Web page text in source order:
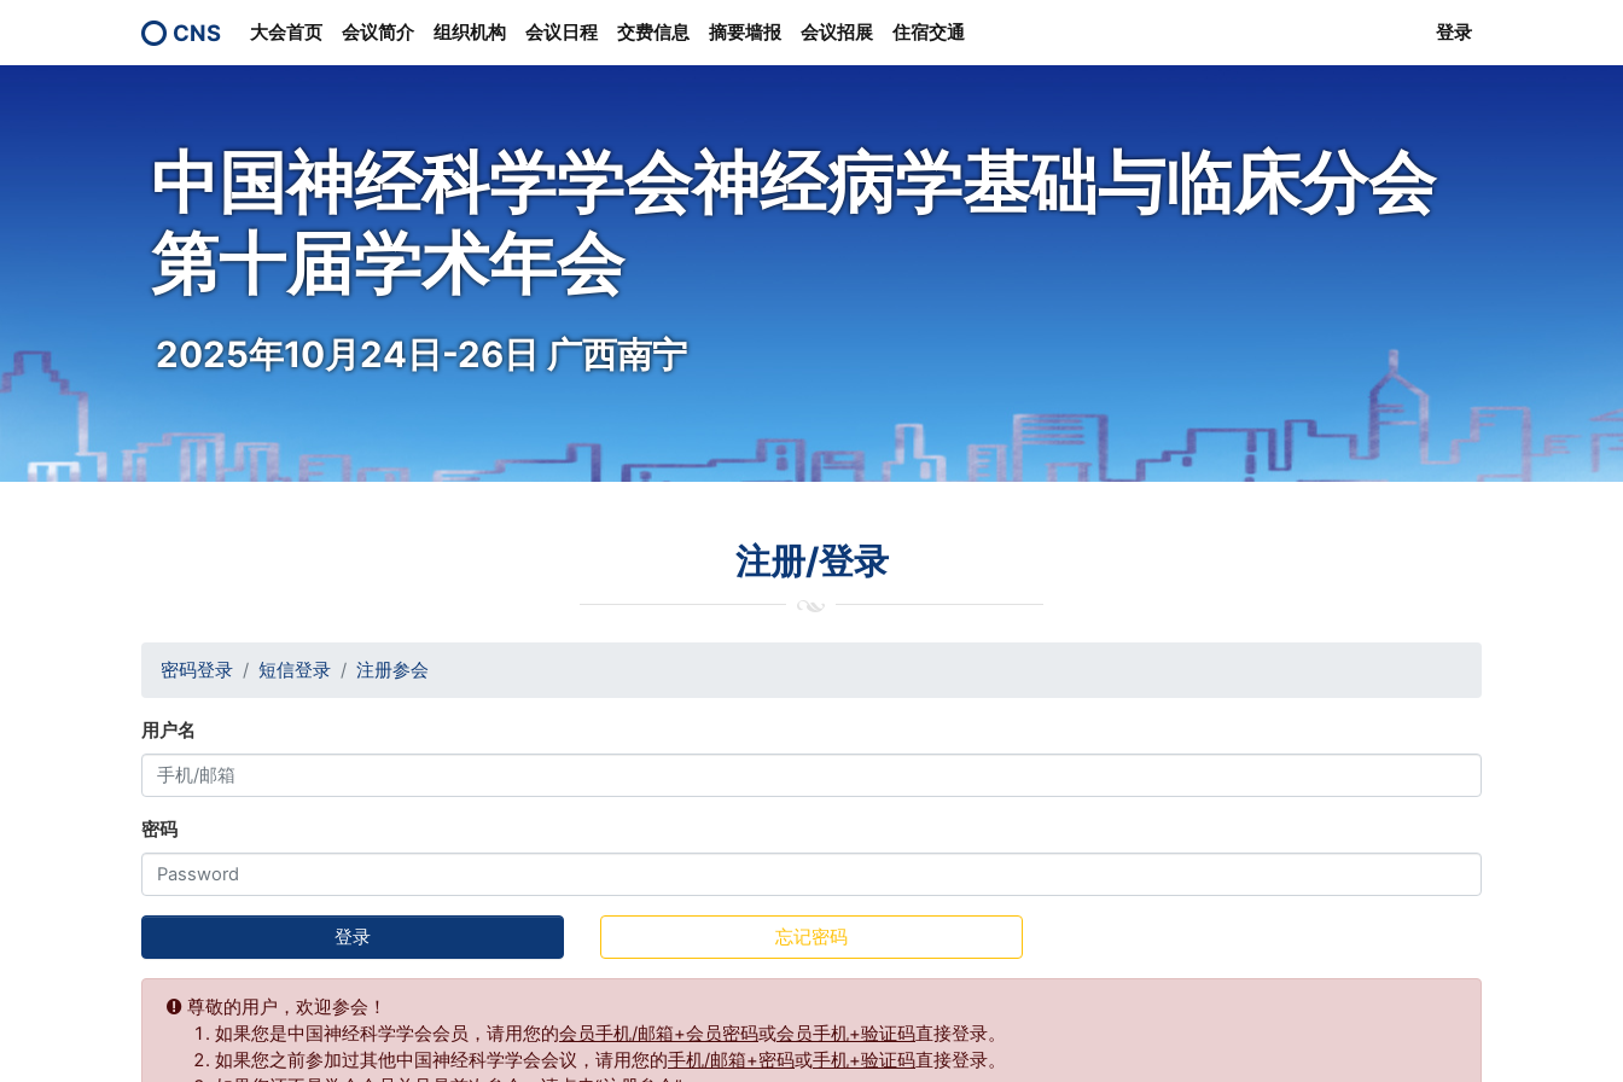
CNS 大会首页 会议简介 组织机构 会议日程 交费信息 摘要墙报 会议招展 住宿交通 登录
中国神经科学学会神经病学基础与临床分会
第十届学术年会
2025年10月24日-26日 广西南宁
注册/登录
密码登录 短信登录 注册参会
用户名
密码
登录 忘记密码
尊敬的用户，欢迎参会！
如果您是中国神经科学学会会员，请用您的会员手机/邮箱+会员密码或会员手机+验证码直接登录。
如果您之前参加过其他中国神经科学学会会议，请用您的手机/邮箱+密码或手机+验证码直接登录。